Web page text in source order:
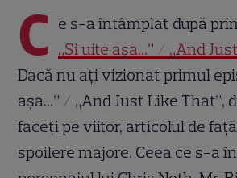
C e s-a întâmplat după
„Și uite așa...” / „And
Dacă nu ați vizionat primul
așa...” / „And Just Like That”,
faceți pe viitor, articolul de
spoilere majore. Ceea ce s-a